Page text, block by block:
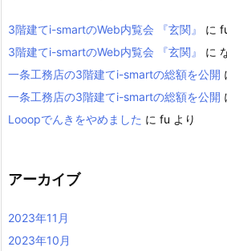
3階建てi-smartのWeb内覧会 『玄関』 に
3階建てi-smartのWeb内覧会 『玄関』
に
一条工務店の3階建てi-smartの総額を公開
一条工務店の3階建てi-smartの総額を公開
Looopでんきをやめました に fu より
アーカイブ
2023年11月
2023年10月